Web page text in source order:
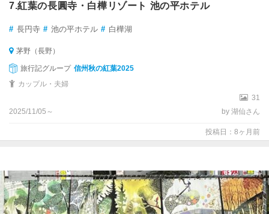
7.紅葉の長圓寺・白樺リゾート 池の平ホテル
# 長円寺 # 池の平ホテル # 白樺湖
茅野（長野）
旅行記グループ 信州秋の紅葉2025
カップル・夫婦
31
2025/11/05～
by 湖仙さん
投稿日：8ヶ月前